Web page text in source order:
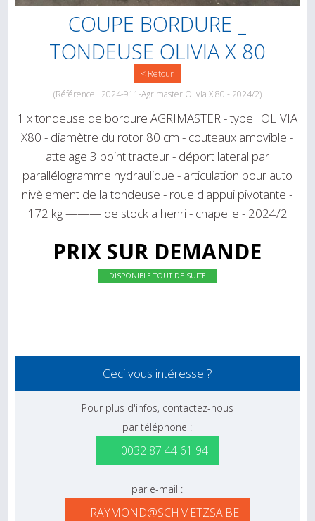
COUPE BORDURE _
TONDEUSE OLIVIA X 80
< Retour
(Référence : 2024-911-Agrimaster Olivia X 80 - 2024/2)
1 x tondeuse de bordure AGRIMASTER - type : OLIVIA
X80 - diamètre du rotor 80 cm - couteaux amovible -
attelage 3 point tracteur - déport lateral par
parallélogramme hydraulique - articulation pour auto
nivèlement de la tondeuse - roue d'appui pivotante -
172 kg ——— de stock a henri - chapelle - 2024/2
PRIX SUR DEMANDE
DISPONIBLE TOUT DE SUITE
Ceci vous intéresse ?
Pour plus d'infos, contactez-nous
par téléphone :
0032 87 44 61 94
par e-mail :
RAYMOND@SCHMETZSA.BE